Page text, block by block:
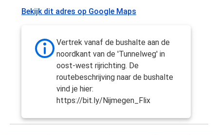
Bekijk dit adres op Google Maps
Vertrek vanaf de bushalte aan de
noordkant van de 'Tunnelweg' in
oost-west rijrichting. De
routebeschrijving naar de bushalte
vind je hier:
https://bit.ly/Nijmegen_Flix